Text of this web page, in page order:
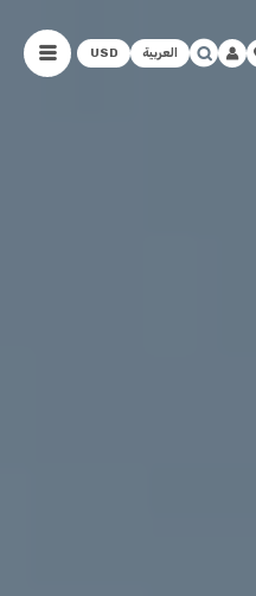
العربية USD